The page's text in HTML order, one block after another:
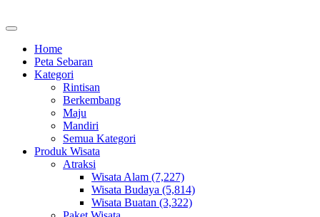
Home
Peta Sebaran
Kategori
Rintisan
Berkembang
Maju
Mandiri
Semua Kategori
Produk Wisata
Atraksi
Wisata Alam (7,227)
Wisata Budaya (5,814)
Wisata Buatan (3,322)